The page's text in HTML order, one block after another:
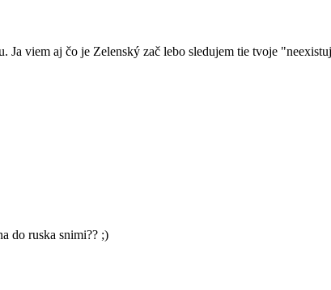
viem aj čo je Zelenský zač lebo sledujem tie tvoje
do ruska snimi?? ;)